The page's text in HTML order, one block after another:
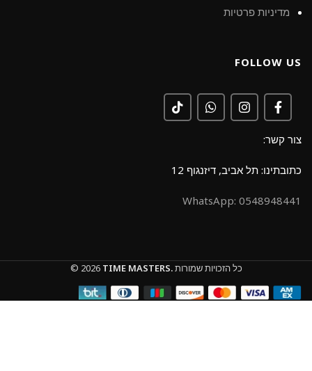
מדיניות פרטיות
FOLLOW US
צור קשר:
כתובתינו: תל אביב, דיזנגוף 12
0548948441 :WhatsApp
© 2026 TIME MASTERS.כל הזכויות שמורות